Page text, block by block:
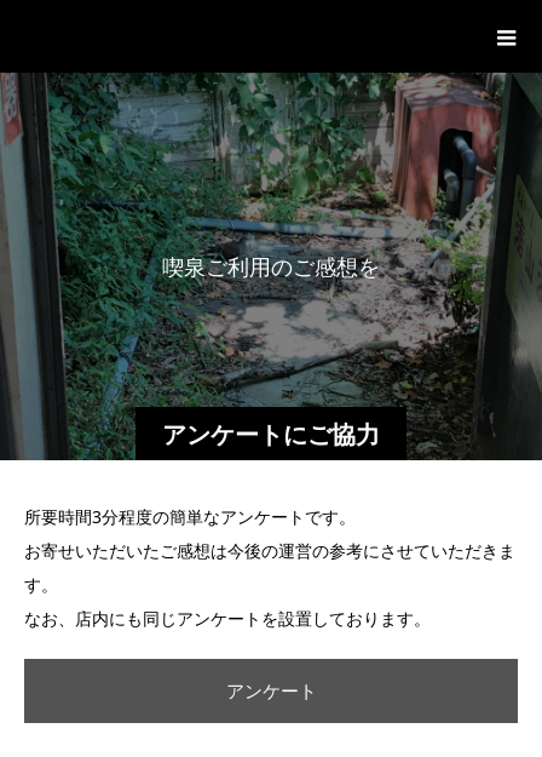
アンケートにご協力
喫泉ご利用のご感想をお寄
所要時間3分程度の簡単なアンケートです。
お寄せいただいたご感想は今後の運営の参考にさせていただきま
す。
なお、店内にも同じアンケートを設置しております。
アンケート